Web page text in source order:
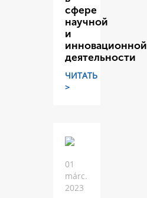
сфере
научной
и
инновационной
деятельности
ЧИТАТЬ
>
01
márc.
2023